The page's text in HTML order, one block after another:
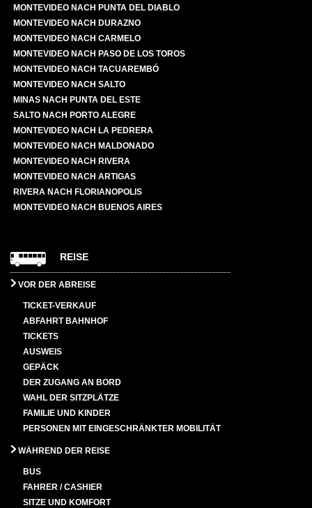
MONTEVIDEO NACH PUNTA DEL DIABLO
MONTEVIDEO NACH DURAZNO
MONTEVIDEO NACH CARMELO
MONTEVIDEO NACH PASO DE LOS TOROS
MONTEVIDEO NACH TACUAREMBÓ
MONTEVIDEO NACH SALTO
MINAS NACH PUNTA DEL ESTE
SALTO NACH PORTO ALEGRE
MONTEVIDEO NACH LA PEDRERA
MONTEVIDEO NACH MALDONADO
MONTEVIDEO NACH RIVERA
MONTEVIDEO NACH ARTIGAS
RIVERA NACH FLORIANOPOLIS
MONTEVIDEO NACH BUENOS AIRES
REISE
VOR DER ABREISE
TICKET-VERKAUF
ABFAHRT BAHNHOF
TICKETS
AUSWEIS
GEPÄCK
DER ZUGANG AN BORD
WAHL DER SITZPLÄTZE
FAMILIE UND KINDER
PERSONEN MIT EINGESCHRÄNKTER MOBILITÄT
WÄHREND DER REISE
BUS
FAHRER / CASHIER
SITZE UND KOMFORT